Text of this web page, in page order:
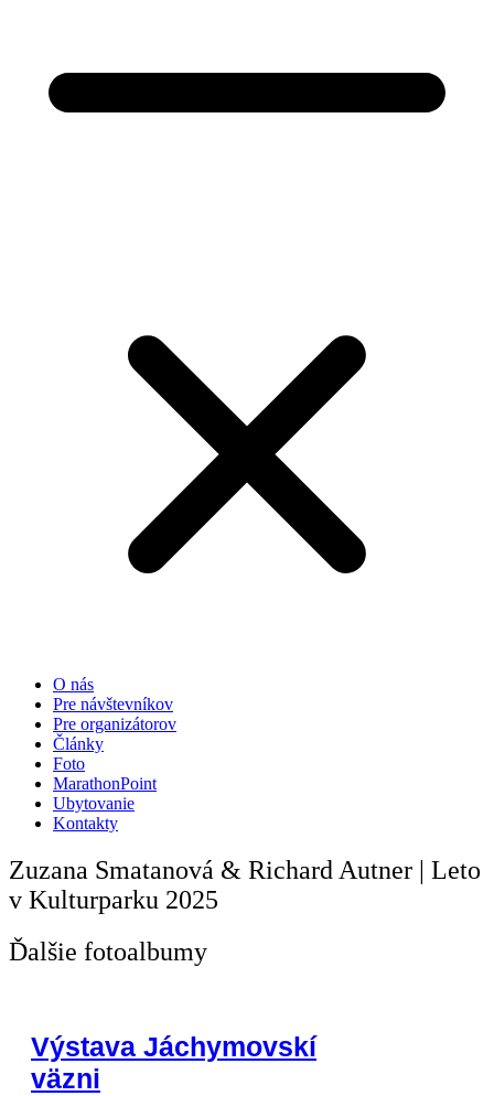
O nás
Pre návštevníkov
Pre organizátorov
Články
Foto
MarathonPoint
Ubytovanie
Kontakty
Zuzana Smatanová & Richard Autner | Leto
v Kulturparku 2025
Ďalšie fotoalbumy
Výstava Jáchymovskí
väzni